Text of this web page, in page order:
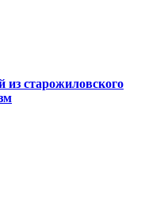
старожиловского